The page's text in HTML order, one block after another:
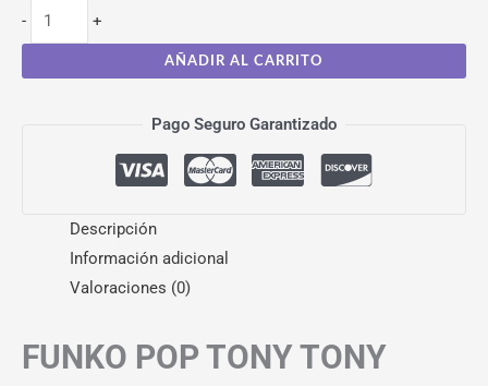
- +
AÑADIR AL CARRITO
Pago Seguro Garantizado
Descripción
Información adicional
Valoraciones (0)
FUNKO POP TONY TONY